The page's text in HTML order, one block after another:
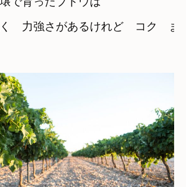
　力強さがあるけれど　コク　ま